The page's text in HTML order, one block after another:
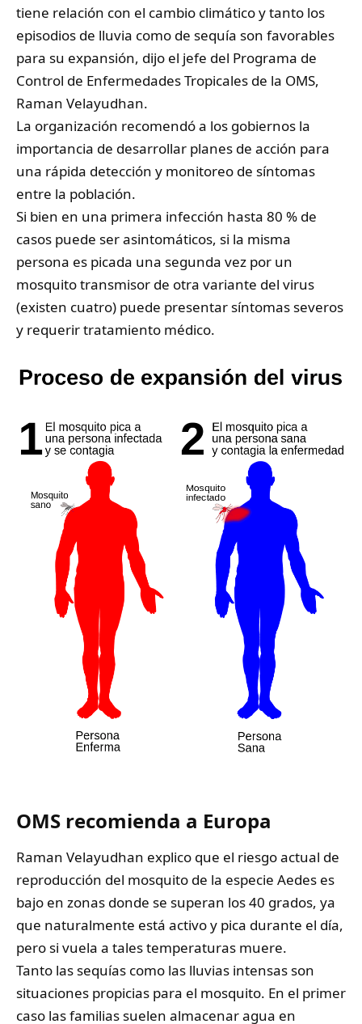
tiene relación con el cambio climático y tanto los
episodios de lluvia como de sequía son favorables
para su expansión, dijo el jefe del Programa de
Control de Enfermedades Tropicales de la OMS,
Raman Velayudhan.
La organización recomendó a los gobiernos la
importancia de desarrollar planes de acción para
una rápida detección y monitoreo de síntomas
entre la población.
Si bien en una primera infección hasta 80 % de
casos puede ser asintomáticos, si la misma
persona es picada una segunda vez por un
mosquito transmisor de otra variante del virus
(existen cuatro) puede presentar síntomas severos
y requerir tratamiento médico.
OMS recomienda a Europa
Raman Velayudhan explico que el riesgo actual de
reproducción del mosquito de la especie Aedes es
bajo en zonas donde se superan los 40 grados, ya
que naturalmente está activo y pica durante el día,
pero si vuela a tales temperaturas muere.
Tanto las sequías como las lluvias intensas son
situaciones propicias para el mosquito. En el primer
caso las familias suelen almacenar agua en